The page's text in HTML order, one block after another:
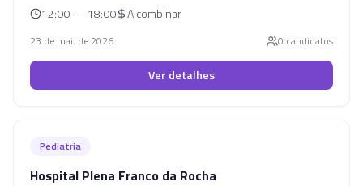
12:00 — 18:00
A combinar
23 de mai. de 2026 0 candidatos
Ver detalhes
Pediatria
Hospital Plena Franco da Rocha